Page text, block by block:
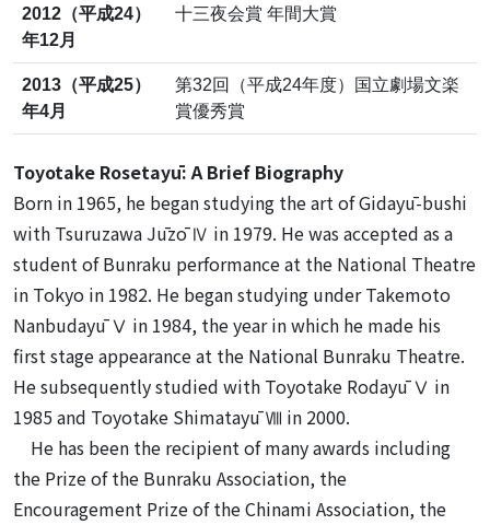
2012（平成24）
年12月
十三夜会賞 年間大賞
2013（平成25）
年4月
第32回（平成24年度）国立劇場文楽
賞優秀賞
Toyotake Rosetayū: A Brief Biography
Born in 1965, he began studying the art of Gidayū-bushi
with Tsuruzawa Jūzō Ⅳ in 1979. He was accepted as a
student of Bunraku performance at the National Theatre
in Tokyo in 1982. He began studying under Takemoto
Nanbudayū Ⅴ in 1984, the year in which he made his
first stage appearance at the National Bunraku Theatre.
He subsequently studied with Toyotake Rodayū Ⅴ in
1985 and Toyotake Shimatayū Ⅷ in 2000.
He has been the recipient of many awards including
the Prize of the Bunraku Association, the
Encouragement Prize of the Chinami Association, the